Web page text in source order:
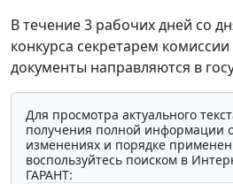
В течение 3 рабочих дней со
конкурса секретарем
документы направляются в
Для просмотра актуального
получения полной информации
изменениях и порядке
воспользуйтесь поиском в
ГАРАНТ: